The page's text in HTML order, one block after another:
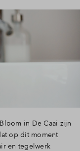
in De Caai zijn
op dit moment
en tegelwerk